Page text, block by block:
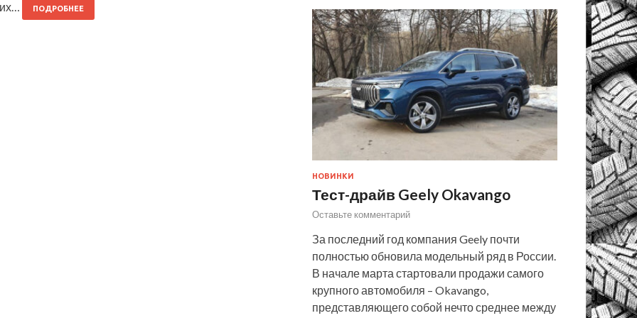
ПОДРОБНЕЕ
НОВИНКИ
Тест-драйв Geely Okavango
Оставьте комментарий
За последний год компания Geely почти
полностью обновила модельный ряд в России.
В начале марта стартовали продажи самого
крупного автомобиля – Okavango,
представляющего собой нечто среднее между